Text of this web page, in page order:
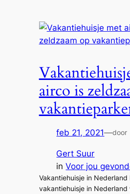
airco is
feb 21, 2021—door
Gert Suur
inVoor jou
Vakantiehuisje in Nederland
vakantiehuisje in